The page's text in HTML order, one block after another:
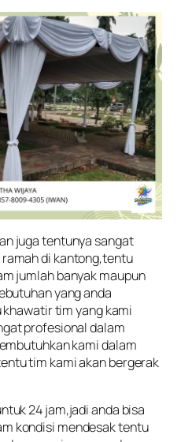
juga tentunya sangat
di kantong,tentu
jumlah banyak maupun
yang anda
tim yang kami
profesional dalam
kami dalam
tim kami akan bergerak
24 jam,jadi anda bisa
kondisi mendesak tentu